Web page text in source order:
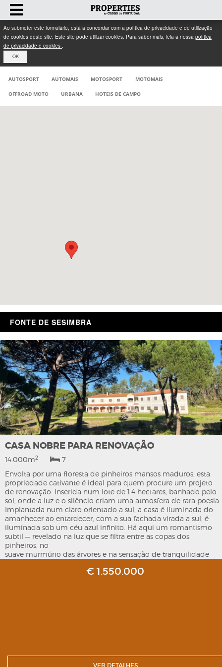
Ao submeter este formulário, está a concordar com a política de privacidade e de utilização
de cookies deste site. Este site pode utilizar cookies. Para saber mais, leia a nossa política
de privacidade e cookies .
OK
AUTOSPORT AUTOMAIS MOTOSPORT MOTOMAIS
OFFROAD MOTO URBANA HOTEIS DE CAMPO
FONTE DE SESIMBRA
CASA NOBRE PARA RENOVAÇÃO
14.000m2
7
Envolta por uma floresta de pinheiros mansos maduros, esta
propriedade cativante é ideal para quem procure um projeto
de renovação. Inserida num lote de 1.4 hectares, banhado pelo
sol, onde a luz e o silêncio criam uma atmosfera de rara poesia.
Implantada num claro orientado a sul, a casa é iluminada do
amanhecer ao entardecer, com a sua fachada virada a sul, é
iluminada sob um céu azul infinito. Há aqui um romantismo
subtil — revelado na luz que se filtra entre as copas dos
pinheiros, no
suave murmúrio das árvores e na sensação de tranquilidade
€ 1.550.000
VER DETALHES